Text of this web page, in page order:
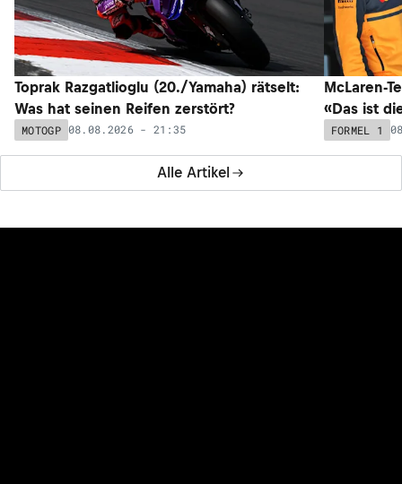
Alle Artikel
Toprak Razgatlioglu (20./Yamaha) rätselt:
Was hat seinen Reifen zerstört?
MOTOGP 08.08.2026 - 21:35
McLaren-
«Das ist
FORMEL 1